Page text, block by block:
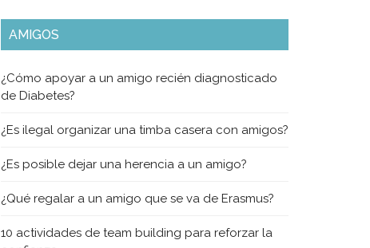
AMIGOS
¿Cómo apoyar a un amigo recién diagnosticado
de Diabetes?
¿Es ilegal organizar una timba casera con amigos?
¿Es posible dejar una herencia a un amigo?
¿Qué regalar a un amigo que se va de Erasmus?
10 actividades de team building para reforzar la